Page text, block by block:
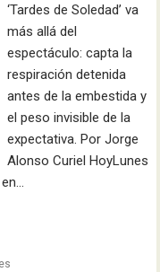
‘Tardes de Soledad’ va
más allá del
espectáculo: capta la
respiración detenida
antes de la embestida y
el peso invisible de la
expectativa. Por Jorge
Alonso Curiel HoyLunes